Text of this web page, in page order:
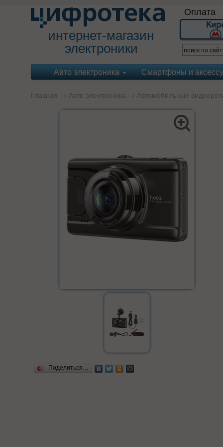
интернет-магазин
электроники
Оплата
Авто электроника Смартфоны и
Главная → Авто электроника → Автомобильные
Поделиться…